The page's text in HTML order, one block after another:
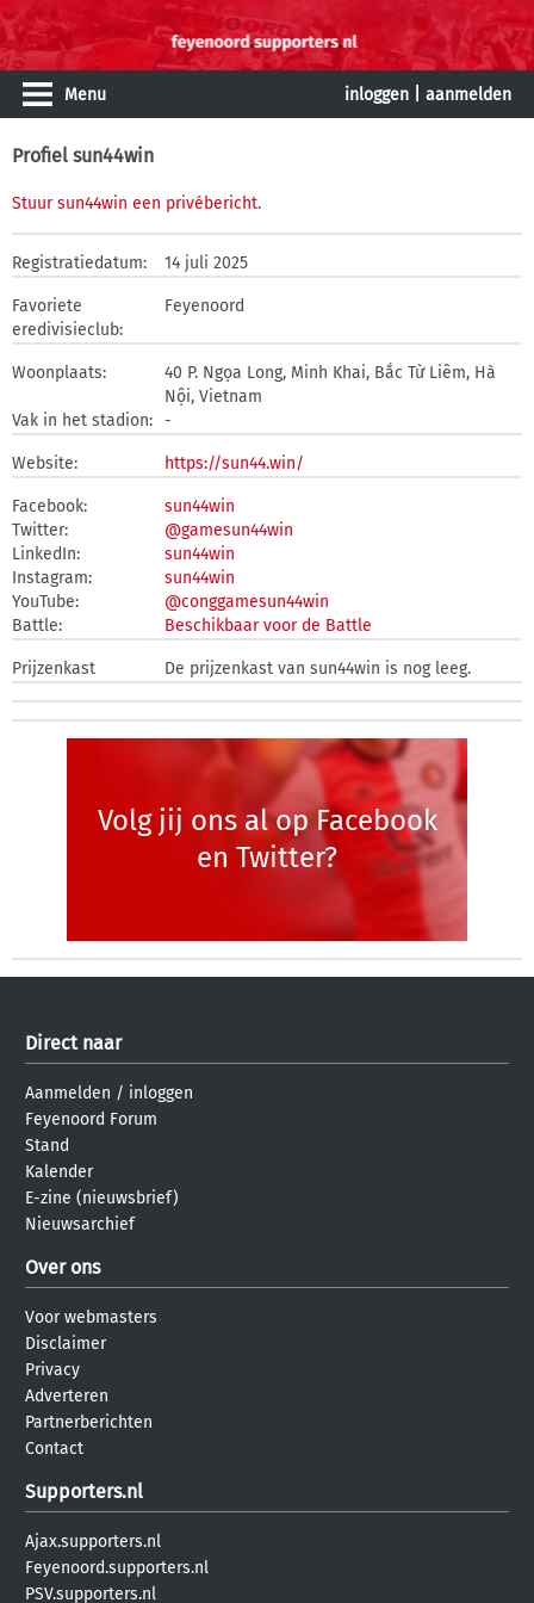
Menu inloggen aanmelden
Profiel sun44win
Stuur sun44win een privébericht.
Registratiedatum: 14 juli 2025
Favoriete
eredivisieclub:
Feyenoord
Woonplaats:
40 P. Ngọa Long, Minh Khai, Bắc Từ Liêm, Hà
Nội, Vietnam
Vak in het stadion: -
Website: https://sun44.win/
Facebook:
sun44win
Twitter:
@gamesun44win
LinkedIn:
sun44win
Instagram:
sun44win
YouTube:
@conggamesun44win
Battle:
Beschikbaar voor de Battle
Prijzenkast De prijzenkast van sun44win is nog leeg.
Volg jij ons al op Facebook
en Twitter?
Direct naar
Aanmelden / inloggen
Feyenoord Forum
Stand
Kalender
E-zine (nieuwsbrief)
Nieuwsarchief
Over ons
Voor webmasters
Disclaimer
Privacy
Adverteren
Partnerberichten
Contact
Supporters.nl
Ajax.supporters.nl
Feyenoord.supporters.nl
PSV.supporters.nl